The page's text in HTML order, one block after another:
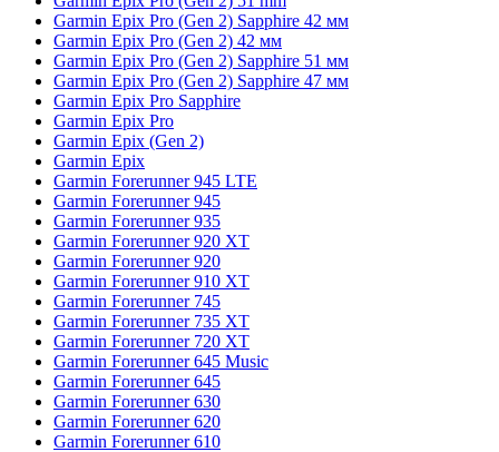
Garmin Epix Pro (Gen 2) Sapphire 42 мм
Garmin Epix Pro (Gen 2) 42 мм
Garmin Epix Pro (Gen 2) Sapphire 51 мм
Garmin Epix Pro (Gen 2) Sapphire 47 мм
Garmin Epix Pro Sapphire
Garmin Epix Pro
Garmin Epix (Gen 2)
Garmin Epix
Garmin Forerunner 945 LTE
Garmin Forerunner 945
Garmin Forerunner 935
Garmin Forerunner 920 XT
Garmin Forerunner 920
Garmin Forerunner 910 XT
Garmin Forerunner 745
Garmin Forerunner 735 XT
Garmin Forerunner 720 XT
Garmin Forerunner 645 Music
Garmin Forerunner 645
Garmin Forerunner 630
Garmin Forerunner 620
Garmin Forerunner 610